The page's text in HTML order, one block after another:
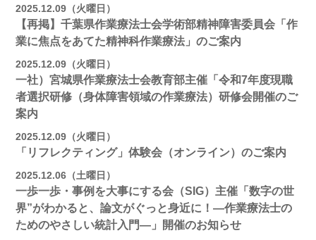
2025.12.09（火曜日）
【再掲】千葉県作業療法士会学術部精神障害委員会「作
業に焦点をあてた精神科作業療法」のご案内
2025.12.09（火曜日）
一社）宮城県作業療法士会教育部主催「令和7年度現職
者選択研修（身体障害領域の作業療法）研修会開催のご
案内
2025.12.09（火曜日）
「リフレクティング」体験会（オンライン）のご案内
2025.12.06（土曜日）
一歩一歩・事例を大事にする会（SIG）主催「数字の世
界”がわかると、論文がぐっと身近に！―作業療法士の
ためのやさしい統計入門―」開催のお知らせ